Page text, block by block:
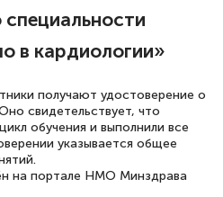
повышение
раз - СПАСИБО!
уровня
в кардиологии»
получают удостоверение о
свидетельствует, что
обучения и выполнили все
указывается общее
на портале НМО Минздрава